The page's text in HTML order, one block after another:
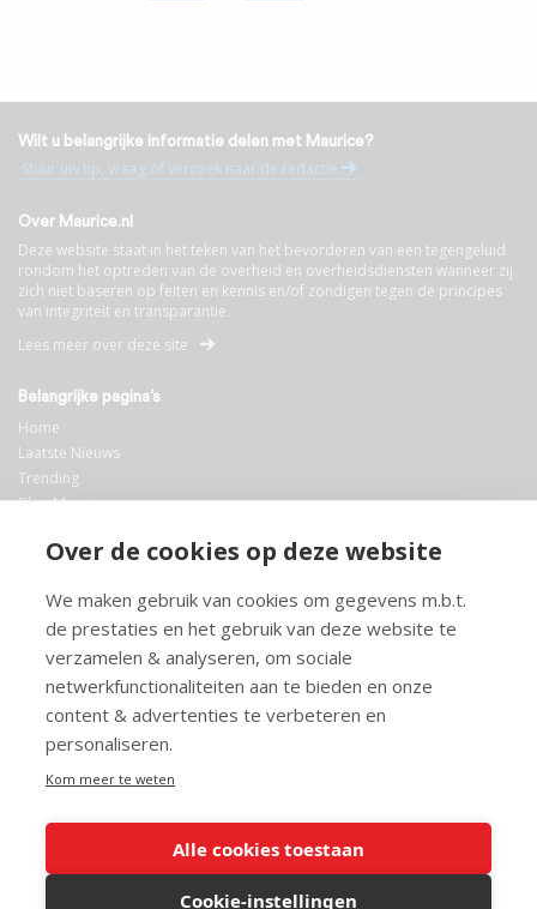
Over de cookies op deze website
We maken gebruik van cookies om gegevens m.b.t.
de prestaties en het gebruik van deze website te
verzamelen & analyseren, om sociale
netwerkfunctionaliteiten aan te bieden en onze
content & advertenties te verbeteren en
personaliseren.
Kom meer te weten
Alle cookies toestaan
Cookie-instellingen
Wilt u belangrijke informatie delen met Maurice?
Stuur uw tip, vraag of verzoek naar de redactie
Over Maurice.nl
Deze website staat in het teken van het bevorderen van een tegengeluid
rondom het optreden van de overheid en overheidsdiensten wanneer zij
zich niet baseren op feiten en kennis en/of zondigen tegen de principes
van integriteit en transparantie.
Lees meer over deze site
Belangrijke pagina’s
Home
Laatste Nieuws
Trending
Blog Maurice
Bibliotheek
Info en service
FAQ
Doneren
Privacy
Voorwaarden
Meedoen
© 2026 Maurice.nl - Alle rechten voorbehouden. Op alle artikelen rust
copyright. Voor meer info, mail naarcontact@maurice.nl.